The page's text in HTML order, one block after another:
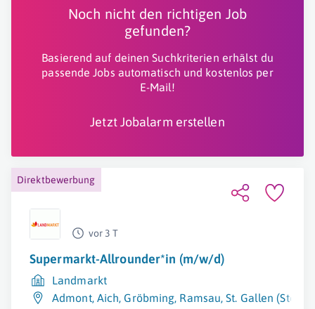
Noch nicht den richtigen Job
gefunden?
Basierend auf deinen Suchkriterien erhälst du
passende Jobs automatisch und kostenlos per
E-Mail!
Jetzt Jobalarm erstellen
Direktbewerbung
vor 3 T
Supermarkt-Allrounder*in (m/w/d)
Landmarkt
Admont, Aich, Gröbming, Ramsau,St. Gallen